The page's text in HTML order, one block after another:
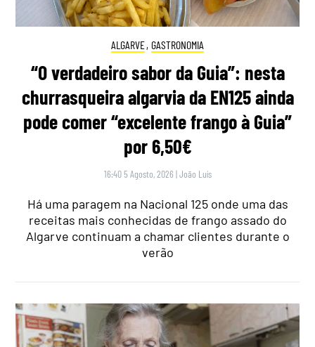
ALGARVE, GASTRONOMIA
“O verdadeiro sabor da Guia”: nesta
churrasqueira algarvia da EN125 ainda
pode comer “excelente frango à Guia”
por 6,50€
16:40 5 Agosto, 2026 |João Luís
Há uma paragem na Nacional 125 onde uma das
receitas mais conhecidas de frango assado do
Algarve continuam a chamar clientes durante o
verão